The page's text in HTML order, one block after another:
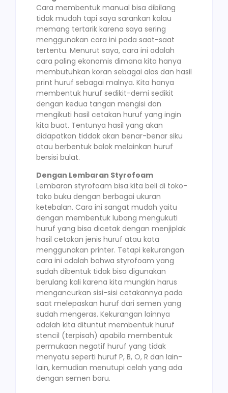
Cara membentuk manual bisa dibilang
tidak mudah tapi saya sarankan kalau
memang tertarik karena saya sering
menggunakan cara ini pada saat-saat
tertentu. Menurut saya, cara ini adalah
cara paling ekonomis dimana kita hanya
membutuhkan koran sebagai alas dan hasil
print huruf sebagai malnya. Kita hanya
membentuk huruf sedikit-demi sedikit
dengan kedua tangan mengisi dan
mengikuti hasil cetakan huruf yang ingin
kita buat. Tentunya hasil yang akan
didapatkan tiddak akan benar-benar siku
atau berbentuk balok melainkan huruf
bersisi bulat.
Dengan Lembaran Styrofoam
Lembaran styrofoam bisa kita beli di toko-
toko buku dengan berbagai ukuran
ketebalan. Cara ini sangat mudah yaitu
dengan membentuk lubang mengukuti
huruf yang bisa dicetak dengan menjiplak
hasil cetakan jenis huruf atau kata
menggunakan printer. Tetapi kekurangan
cara ini adalah bahwa styrofoam yang
sudah dibentuk tidak bisa digunakan
berulang kali karena kita mungkin harus
mengancurkan sisi-sisi cetakannya pada
saat melepaskan huruf dari semen yang
sudah mengeras. Kekurangan lainnya
adalah kita dituntut membentuk huruf
stencil (terpisah) apabila membentuk
permukaan negatif huruf yang tidak
menyatu seperti huruf P, B, O, R dan lain-
lain, kemudian menutupi celah yang ada
dengan semen baru.